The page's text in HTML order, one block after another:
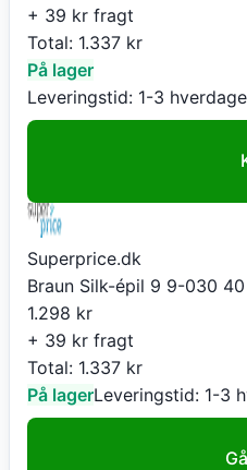
+ 39 kr fragt
Total: 1.337 kr
På lager
Leveringstid: 1-3 hverdage
Superprice.dk
Braun Silk-épil 9 9-030
1.298 kr
+ 39 kr fragt
Total: 1.337 kr
På lagerLeveringstid: 1-3